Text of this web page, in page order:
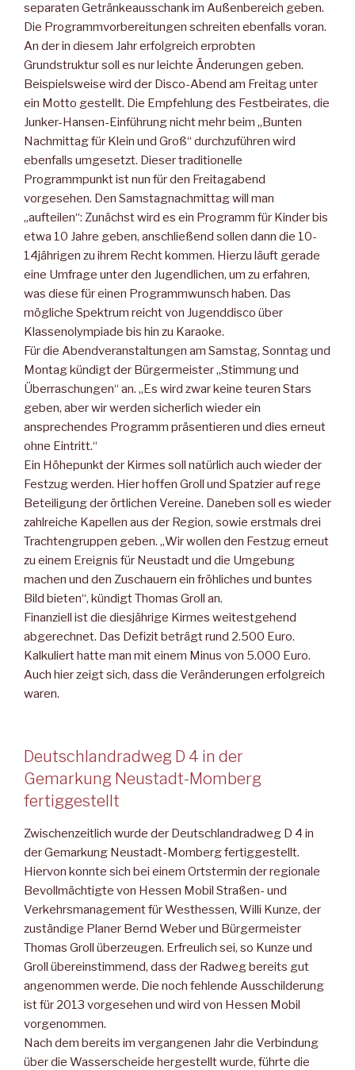
separaten Getränkeausschank im Außenbereich geben.
Die Programmvorbereitungen schreiten ebenfalls voran.
An der in diesem Jahr erfolgreich erprobten
Grundstruktur soll es nur leichte Änderungen geben.
Beispielsweise wird der Disco-Abend am Freitag unter
ein Motto gestellt. Die Empfehlung des Festbeirates, die
Junker-Hansen-Einführung nicht mehr beim „Bunten
Nachmittag für Klein und Groß“ durchzuführen wird
ebenfalls umgesetzt. Dieser traditionelle
Programmpunkt ist nun für den Freitagabend
vorgesehen. Den Samstagnachmittag will man
„aufteilen“: Zunächst wird es ein Programm für Kinder bis
etwa 10 Jahre geben, anschließend sollen dann die 10-
14jährigen zu ihrem Recht kommen. Hierzu läuft gerade
eine Umfrage unter den Jugendlichen, um zu erfahren,
was diese für einen Programmwunsch haben. Das
mögliche Spektrum reicht von Jugenddisco über
Klassenolympiade bis hin zu Karaoke.
Für die Abendveranstaltungen am Samstag, Sonntag und
Montag kündigt der Bürgermeister „Stimmung und
Überraschungen“ an. „Es wird zwar keine teuren Stars
geben, aber wir werden sicherlich wieder ein
ansprechendes Programm präsentieren und dies erneut
ohne Eintritt.“
Ein Höhepunkt der Kirmes soll natürlich auch wieder der
Festzug werden. Hier hoffen Groll und Spatzier auf rege
Beteiligung der örtlichen Vereine. Daneben soll es wieder
zahlreiche Kapellen aus der Region, sowie erstmals drei
Trachtengruppen geben. „Wir wollen den Festzug erneut
zu einem Ereignis für Neustadt und die Umgebung
machen und den Zuschauern ein fröhliches und buntes
Bild bieten“, kündigt Thomas Groll an.
Finanziell ist die diesjährige Kirmes weitestgehend
abgerechnet. Das Defizit beträgt rund 2.500 Euro.
Kalkuliert hatte man mit einem Minus von 5.000 Euro.
Auch hier zeigt sich, dass die Veränderungen erfolgreich
waren.
Deutschlandradweg D 4 in der
Gemarkung Neustadt-Momberg
fertiggestellt
Zwischenzeitlich wurde der Deutschlandradweg D 4 in
der Gemarkung Neustadt-Momberg fertiggestellt.
Hiervon konnte sich bei einem Ortstermin der regionale
Bevollmächtigte von Hessen Mobil Straßen- und
Verkehrsmanagement für Westhessen, Willi Kunze, der
zuständige Planer Bernd Weber und Bürgermeister
Thomas Groll überzeugen. Erfreulich sei, so Kunze und
Groll übereinstimmend, dass der Radweg bereits gut
angenommen werde. Die noch fehlende Ausschilderung
ist für 2013 vorgesehen und wird von Hessen Mobil
vorgenommen.
Nach dem bereits im vergangenen Jahr die Verbindung
über die Wasserscheide hergestellt wurde, führte die